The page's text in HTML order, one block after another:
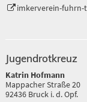
imkerverein-
Jugendrotkreuz
Katrin Hofmann
Mappacher Straße 20
92436 Bruck i. d. Opf.